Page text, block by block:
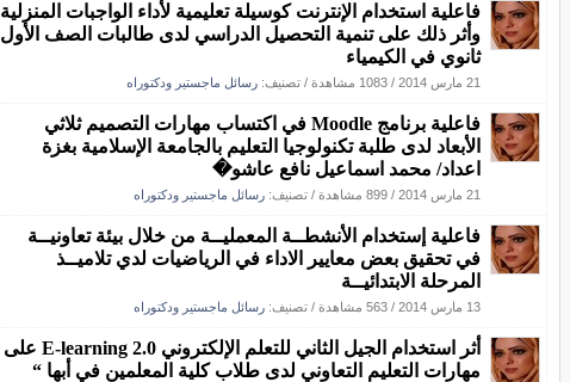
فاعلية استخدام الإنترنت كوسيلة تعليمية لأداء الواجبات المنزلية
وأثر ذلك على تنمية التحصيل الدراسي لدى طالبات الصف الأول
ثانوي في الكيمياء
21 مارس 2014 / 1083 مشاهدة / تصنيف: رسائل ماجستير ودكتوراه
فاعلية برنامج Moodle في اكتساب مهارات التصميم ثلاثي
الأبعاد لدى طلبة تكنولوجيا التعليم بالجامعة الإسلامية بغزة
اعداد/ محمد اسماعيل نافع عاشو�
21 مارس 2014 / 899 مشاهدة / تصنيف: رسائل ماجستير ودكتوراه
فاعلية إستخدام الأنشطــة المعمليــة من خلال بيئة تعاونيــة
في تحقيق بعض معايير الاداء في الرياضيات لدي تلاميــذ
المرحلة الابتدائيــة
13 مارس 2014 / 563 مشاهدة / تصنيف: رسائل ماجستير ودكتوراه
أثر استخدام الجيل الثاني للتعلم الإلكتروني E-learning 2.0 على
مهارات التعليم التعاوني لدى طلاب كلية المعلمين في أبها “